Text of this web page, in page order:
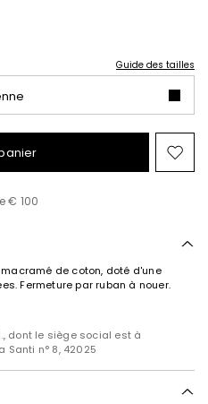
Guide des tailles
€ 100
de coton, doté d'une
Fermeture par ruban à nouer.
dont le siège social est à
Santi n° 8, 42025
à notre
à notre newsletter
première les nouveaux
et les projets spéciaux !